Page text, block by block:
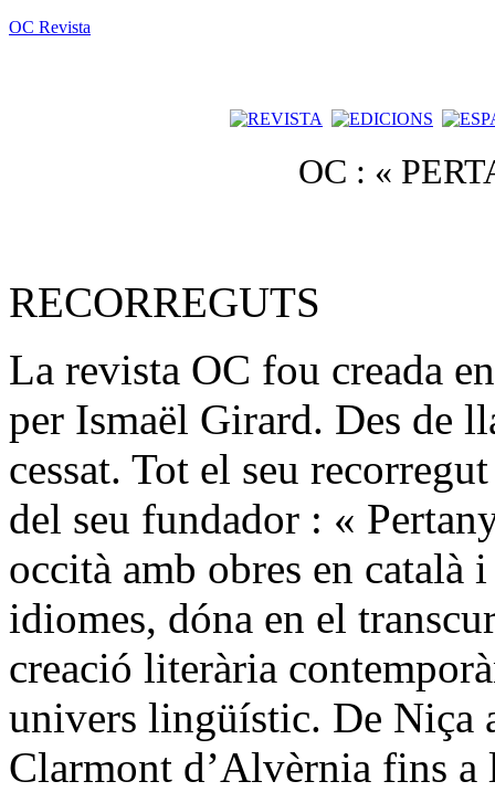
OC Revista
OC : «
RECORREGUTS
La revista OC fou creada
per Ismaël Girard. Des de
cessat. Tot el seu
del seu fundador : «
occità amb obres en català
idiomes, dóna en el
creació literària
univers lingüístic. De Niça
Clarmont d’Alvèrnia fins a